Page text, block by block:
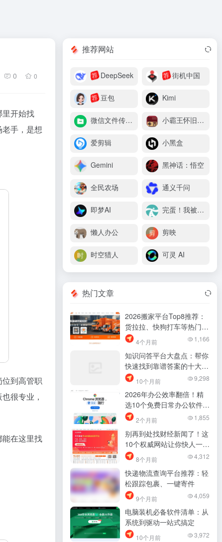
0 0
开始找
手，是想
到高管职
很专业，
在这里找
推荐网站
荐 DeepSeek 荐 街机中国
荐 豆包 Kimi
微信文件传输助手 小霸王怀旧游戏机
爱剪辑 小黑盒
Gemini 黑神话：悟空
全民农场 通义千问
即梦AI 完蛋！我被美女包围了
懒人办公 剪映
时空猎人 可灵 AI
热门文章
2026搬家平台Top8推荐：
货拉拉、快狗打车等热门选
择哪个更划算？
4个月前 1,166
知识问答平台大盘点：帮你
快速找到靠谱答案的十大网
站 10个月前 9,298
2026年办公效率翻倍！精
选10个免费日常办公软件推
荐 2个月前 1,855
别再到处找财经新闻了！这
10个权威网站让你快人一步
掌握市场脉搏
8个月前 4,312
快递物流查询平台推荐：轻
松跟踪包裹、一键寄件
9个月前 4,059
电脑装机必备软件清单：从
系统到驱动一站式搞定
10个月前 3,972